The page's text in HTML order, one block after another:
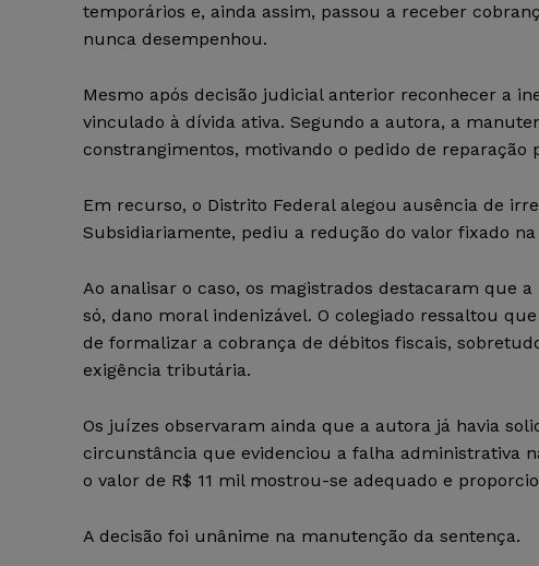
temporários e, ainda assim, passou a receber
nunca desempenhou.
Mesmo após decisão judicial anterior reconhecer a
vinculado à dívida ativa. Segundo a autora, a
constrangimentos, motivando o pedido de reparação
Em recurso, o Distrito Federal alegou ausência de
Subsidiariamente, pediu a redução do valor fixado na
Ao analisar o caso, os magistrados destacaram que
só, dano moral indenizável. O colegiado ressaltou
de formalizar a cobrança de débitos fiscais,
exigência tributária.
Os juízes observaram ainda que a autora já havia
circunstância que evidenciou a falha administrativa
o valor de R$ 11 mil mostrou-se adequado e
A decisão foi unânime na manutenção da sentença.